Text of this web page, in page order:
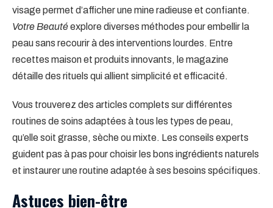
visage permet d’afficher une mine radieuse et confiante.
Votre Beautéexplore diverses méthodes pour embellir la
peau sans recourir à des interventions lourdes. Entre
recettes maison et produits innovants, le magazine
détaille des rituels qui allient simplicité et efficacité.
Vous trouverez des articles complets sur différentes
routines de soins adaptées à tous les types de peau,
qu’elle soit grasse, sèche ou mixte. Les conseils experts
guident pas à pas pour choisir les bons ingrédients naturels
et instaurer une routine adaptée à ses besoins spécifiques.
Astuces bien-être